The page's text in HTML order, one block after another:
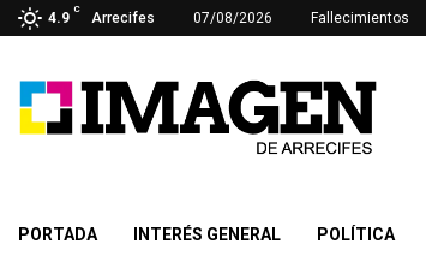
4.9
C
Arrecifes 07/08/2026 Fallecimientos
PORTADA INTERÉS GENERAL POLÍTICA